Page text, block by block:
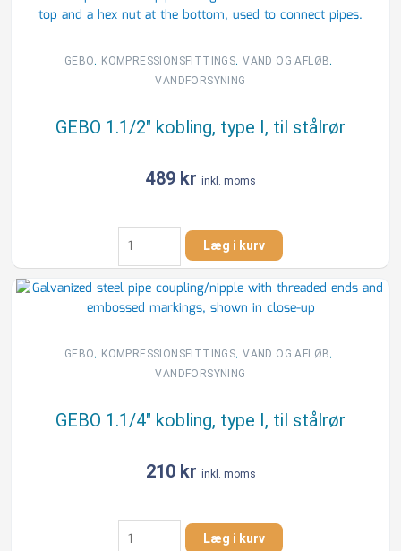
GEBO, KOMPRESSIONSFITTINGS,VAND OG AFLØB,
VANDFORSYNING
GEBO 1.1/2″ kobling, type I, til stålrør
489 kr inkl. moms
GEBO
1.1/2"
kobling,
type
I,
stålrør
Læg i kurv
GEBO, KOMPRESSIONSFITTINGS,VAND OG AFLØB,
VANDFORSYNING
GEBO 1.1/4″ kobling, type I, til stålrør
210 kr inkl. moms
GEBO
1.1/4"
Læg i kurv